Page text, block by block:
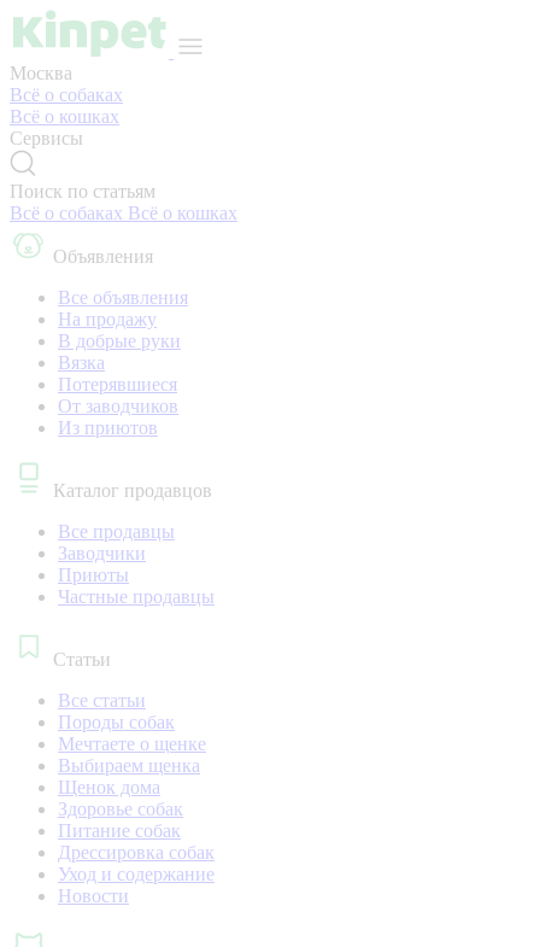
Москва
Всё о собаках
Всё о кошках
Сервисы
Поиск по статьям
Всё о собаках Всё о кошках
Объявления
Все объявления
На продажу
В добрые руки
Вязка
Потерявшиеся
От заводчиков
Из приютов
Каталог продавцов
Все продавцы
Заводчики
Приюты
Частные продавцы
Статьи
Все статьи
Породы собак
Мечтаете о щенке
Выбираем щенка
Щенок дома
Здоровье собак
Питание собак
Дрессировка собак
Уход и содержание
Новости